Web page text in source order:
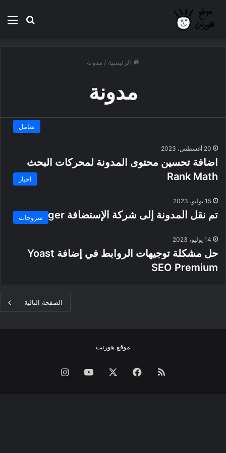
بحث
الرئيسية / مدونة
مدونة
شامل
20 أغسطس، 2023
اضافة تحسين محتوى المدونة لمحركات البحث
Rank Math
اخبار
15 يوليو، 2023
تم نقل المدونة إلى شركة الإستضافة Hostinger شروحات
14 يوليو، 2023
حل مشكلة توجيهات الروابط في إضافة Yoast
SEO Premium
الصفحة التالية
موقع هورنت
ملخصفيسبوك ‫YouTubeانستقرام